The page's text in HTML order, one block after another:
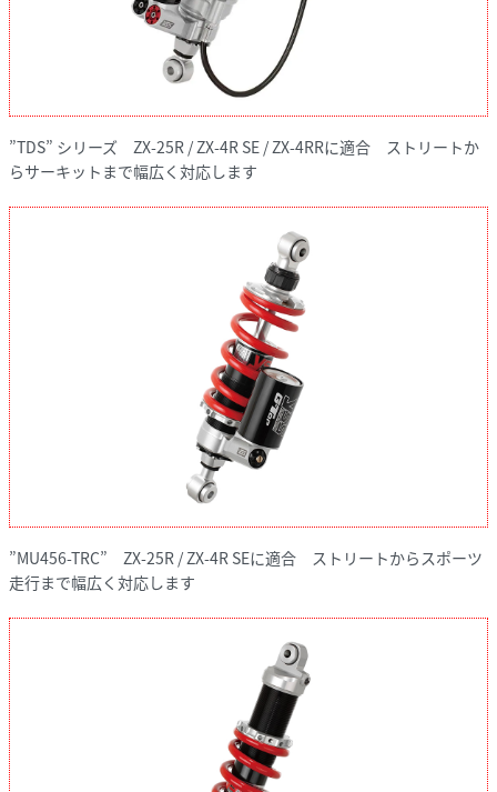
”TDS” シリーズ ZX-25R / ZX-4R SE / ZX-4RRに適合 ストリートか
らサーキットまで幅広く対応します
”MU456-TRC” ZX-25R / ZX-4R SEに適合 ストリートからスポーツ
走行まで幅広く対応します